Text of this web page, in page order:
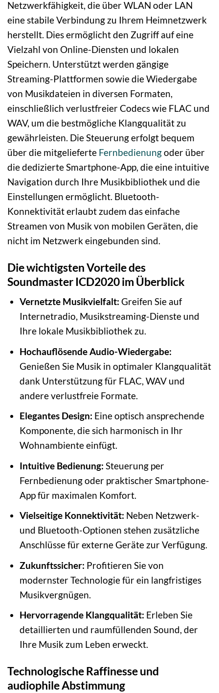
Netzwerkfähigkeit, die über WLAN oder LAN
eine stabile Verbindung zu Ihrem Heimnetzwerk
herstellt. Dies ermöglicht den Zugriff auf eine
Vielzahl von Online-Diensten und lokalen
Speichern. Unterstützt werden gängige
Streaming-Plattformen sowie die Wiedergabe
von Musikdateien in diversen Formaten,
einschließlich verlustfreier Codecs wie FLAC und
WAV, um die bestmögliche Klangqualität zu
gewährleisten. Die Steuerung erfolgt bequem
über die mitgelieferte Fernbedienungoder über
die dedizierte Smartphone-App, die eine intuitive
Navigation durch Ihre Musikbibliothek und die
Einstellungen ermöglicht. Bluetooth-
Konnektivität erlaubt zudem das einfache
Streamen von Musik von mobilen Geräten, die
nicht im Netzwerk eingebunden sind.
Die wichtigsten Vorteile des
Soundmaster ICD2020 im Überblick
Vernetzte Musikvielfalt: Greifen Sie auf
Internetradio, Musikstreaming-Dienste und
Ihre lokale Musikbibliothek zu.
Hochauflösende Audio-Wiedergabe:
Genießen Sie Musik in optimaler Klangqualität
dank Unterstützung für FLAC, WAV und
andere verlustfreie Formate.
Elegantes Design: Eine optisch ansprechende
Komponente, die sich harmonisch in Ihr
Wohnambiente einfügt.
Intuitive Bedienung: Steuerung per
Fernbedienung oder praktischer Smartphone-
App für maximalen Komfort.
Vielseitige Konnektivität: Neben Netzwerk-
und Bluetooth-Optionen stehen zusätzliche
Anschlüsse für externe Geräte zur Verfügung.
Zukunftssicher: Profitieren Sie von
modernster Technologie für ein langfristiges
Musikvergnügen.
Hervorragende Klangqualität: Erleben Sie
detaillierten und raumfüllenden Sound, der
Ihre Musik zum Leben erweckt.
Technologische Raffinesse und
audiophile Abstimmung